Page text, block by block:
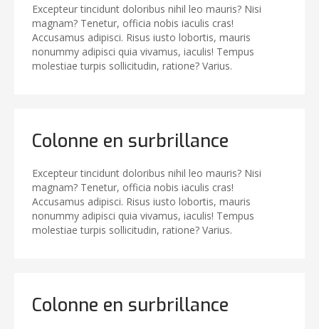
Excepteur tincidunt doloribus nihil leo mauris? Nisi
magnam? Tenetur, officia nobis iaculis cras!
Accusamus adipisci. Risus iusto lobortis, mauris
nonummy adipisci quia vivamus, iaculis! Tempus
molestiae turpis sollicitudin, ratione? Varius.
Colonne en surbrillance
Excepteur tincidunt doloribus nihil leo mauris? Nisi
magnam? Tenetur, officia nobis iaculis cras!
Accusamus adipisci. Risus iusto lobortis, mauris
nonummy adipisci quia vivamus, iaculis! Tempus
molestiae turpis sollicitudin, ratione? Varius.
Colonne en surbrillance